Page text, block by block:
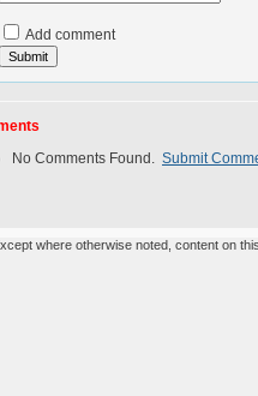
Add comment
No Comments Found. Submit
where otherwise noted, content on